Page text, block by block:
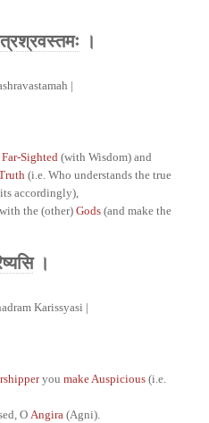
।
|
Far-Sighted (with Wisdom) and
(i.e. Who understands the true
accordingly),
the (other) Gods (and make the
।
Karissyasi |
you make Auspicious (i.e.
O Angira (Agni).